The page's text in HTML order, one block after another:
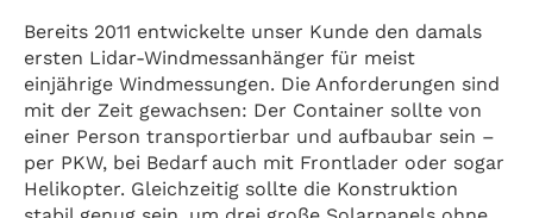
Bereits 2011 entwickelte unser Kunde den damals
ersten Lidar-Windmessanhänger für meist
einjährige Windmessungen. Die Anforderungen sind
mit der Zeit gewachsen: Der Container sollte von
einer Person transportierbar und aufbaubar sein –
per PKW, bei Bedarf auch mit Frontlader oder sogar
Helikopter. Gleichzeitig sollte die Konstruktion